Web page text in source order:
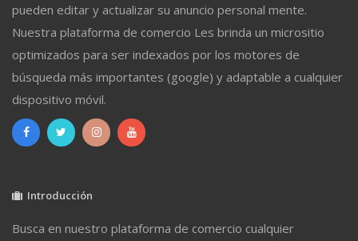
pueden editar y actualizar su anuncio personal mente.
Nuestra plataforma de comercio Les brinda un micrositio
optimizados para ser indexados por los motores de
búsqueda más importantes (google) y adaptable a cualquier
dispositivo móvil.
Introducción
Busca en nuestro plataforma de comercio cualquier